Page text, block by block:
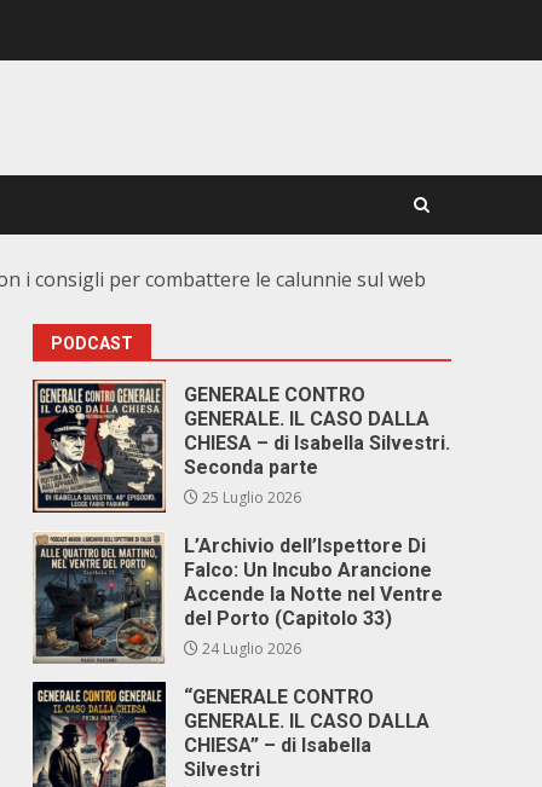
i consigli per combattere le calunnie sul web
PODCAST
GENERALE CONTRO
GENERALE. IL CASO DALLA
CHIESA – di Isabella Silvestri.
Seconda parte
25 Luglio 2026
L’Archivio dell’Ispettore Di
Falco: Un Incubo Arancione
Accende la Notte nel Ventre
del Porto (Capitolo 33)
24 Luglio 2026
“GENERALE CONTRO
GENERALE. IL CASO DALLA
CHIESA” – di Isabella
Silvestri